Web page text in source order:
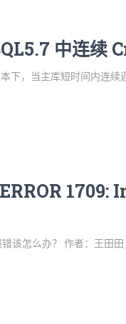
中连续
下，当主库短时间内连续
错该怎么办？ 作者：王田